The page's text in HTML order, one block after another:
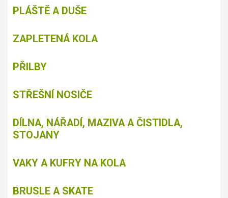
PLÁŠTĚ A DUŠE
ZAPLETENÁ KOLA
PŘILBY
STŘEŠNÍ NOSIČE
DÍLNA, NÁŘADÍ, MAZIVA A ČISTIDLA,
STOJANY
VAKY A KUFRY NA KOLA
BRUSLE A SKATE